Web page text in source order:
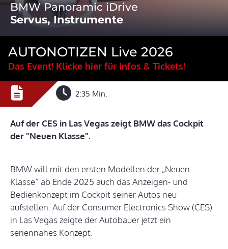
BMW Panoramic iDrive
Servus, Instrumente
AUTONOTIZEN Live 2026
Das Event! Klicke hier für Infos & Tickets!
2:35 Min.
Auf der CES in Las Vegas zeigt BMW das Cockpit
der "Neuen Klasse".
BMW will mit den ersten Modellen der „Neuen
Klasse“ ab Ende 2025 auch das Anzeigen- und
Bedienkonzept im Cockpit seiner Autos neu
aufstellen. Auf der Consumer Electronics Show (CES)
in Las Vegas zeigte der Autobauer jetzt ein
seriennahes Konzept.